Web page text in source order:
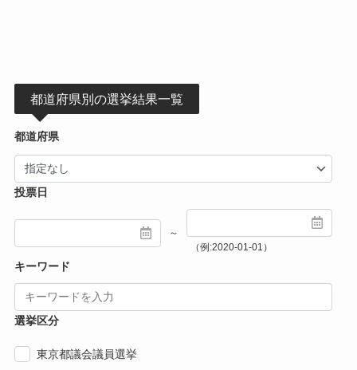
都道府県別の選挙結果一覧
都道府県
投票日
～
（例:2020-01-01）
キーワード
選挙区分
東京都議会議員選挙